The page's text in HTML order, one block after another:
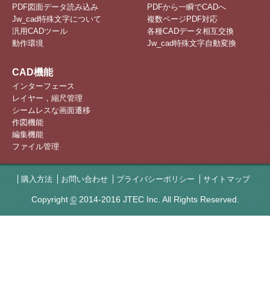
PDF図面データ読み込み
Jw_cad特殊文字について
汎用CADツール
動作環境
PDFから一瞬でCADへ
複数ページPDF対応
各種CADデータ相互交換
Jw_cad特殊文字自動変換
CAD機能
インターフェース
レイヤー，縮尺管理
シームレスな画面遷移
作図機能
編集機能
ファイル管理
購入方法 お問い合わせ プライバシーポリシー サイトマップ
Copyright ©2014-2016 JTEC Inc. All Rights Reserved.